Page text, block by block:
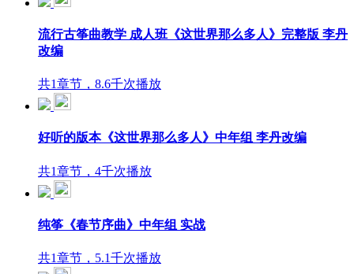
流行古筝曲教学 成人班《这世界那么多人》完整版 李丹
改编
共1章节，8.6千次播放
好听的版本《这世界那么多人》中年组 李丹改编
共1章节，4千次播放
纯筝《春节序曲》中年组 实战
共1章节，5.1千次播放